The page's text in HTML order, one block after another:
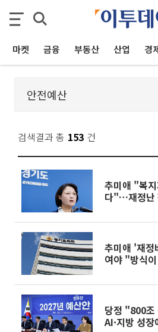
마켓 금융 부동산 산업 경
검색결과 총 153 건
추미애 "복
다"…재정난
추미애 '재
여야 "방식
당정 "800
AI·지방 성